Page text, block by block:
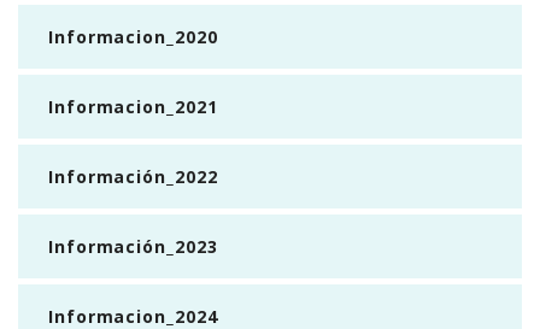
Informacion_2020
Informacion_2021
Información_2022
Información_2023
Informacion_2024